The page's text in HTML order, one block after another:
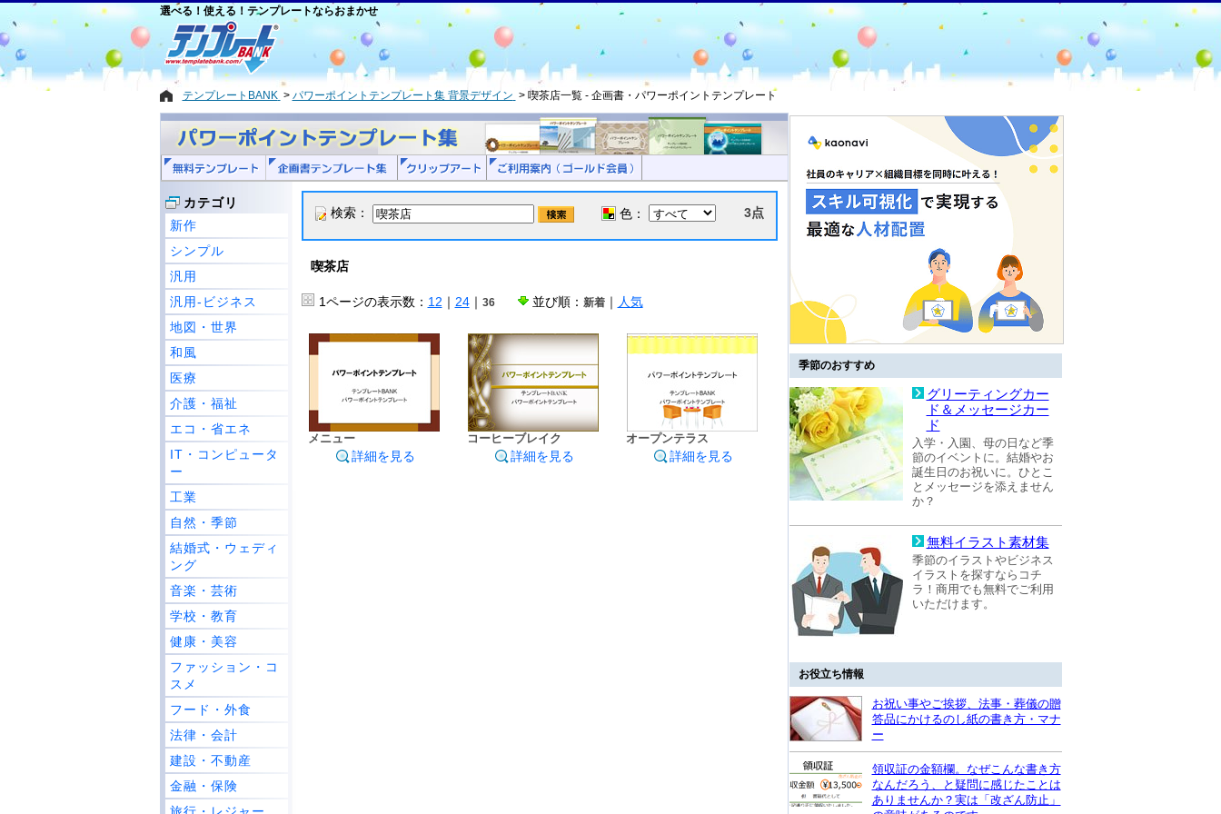
選べる！使える！テンプレートならおまかせ
テンプレートBANK パワーポイントテンプレート集 背景デザイン 喫茶店一覧 - 企画書・パワーポイントテンプレート
カテゴリ
新作
シンプル
汎用
汎用-ビジネス
地図・世界
和風
医療
介護・福祉
エコ・省エネ
IT・コンピュータ
ー
工業
自然・季節
結婚式・ウェディ
ング
音楽・芸術
学校・教育
健康・美容
ファッション・コ
スメ
フード・外食
法律・会計
建設・不動産
金融・保険
検索： 色： 3点
喫茶店
1ページの表示数： 12 ｜ 24｜ 36 並び順： 新着｜ 人気
メニュー
詳細を見る
コーヒーブレイク
詳細を見る
オープンテラス
詳細を見る
季節のおすすめ
グリーティングカー
ド＆メッセージカー
ド
入学・入園、母の日など季
節のイベントに。結婚やお
誕生日のお祝いに。ひとこ
とメッセージを添えません
か？
無料イラスト素材集
季節のイラストやビジネス
イラストを探すならコチ
ラ！商用でも無料でご利用
いただけます。
お役立ち情報
お祝い事やご挨拶、法事・葬儀の贈
答品にかけるのし紙の書き方・マナ
ー
領収証の金額欄。なぜこんな書き方
なんだろう、と疑問に感じたことは
ありませんか？実は「改ざん防止」